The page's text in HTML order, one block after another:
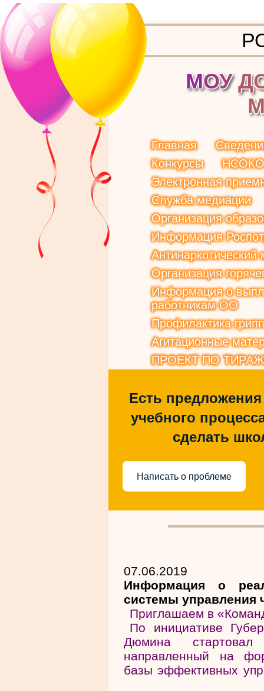
МОУ Д
Главная
Конкурсы
НСОКО
Электронная
Служба медиации
Организация
Информация
Антинаркотический
Организация
Информация о
работникам ОО
Профилактика
Агитационные
ПРОЕКТ ПО
Есть
учебного
сделать
Написать о проблеме
07.06.2019
Информация о
системы управления
Приглашаем в
По инициативе
Дюмина
направленный на
базы эффективных